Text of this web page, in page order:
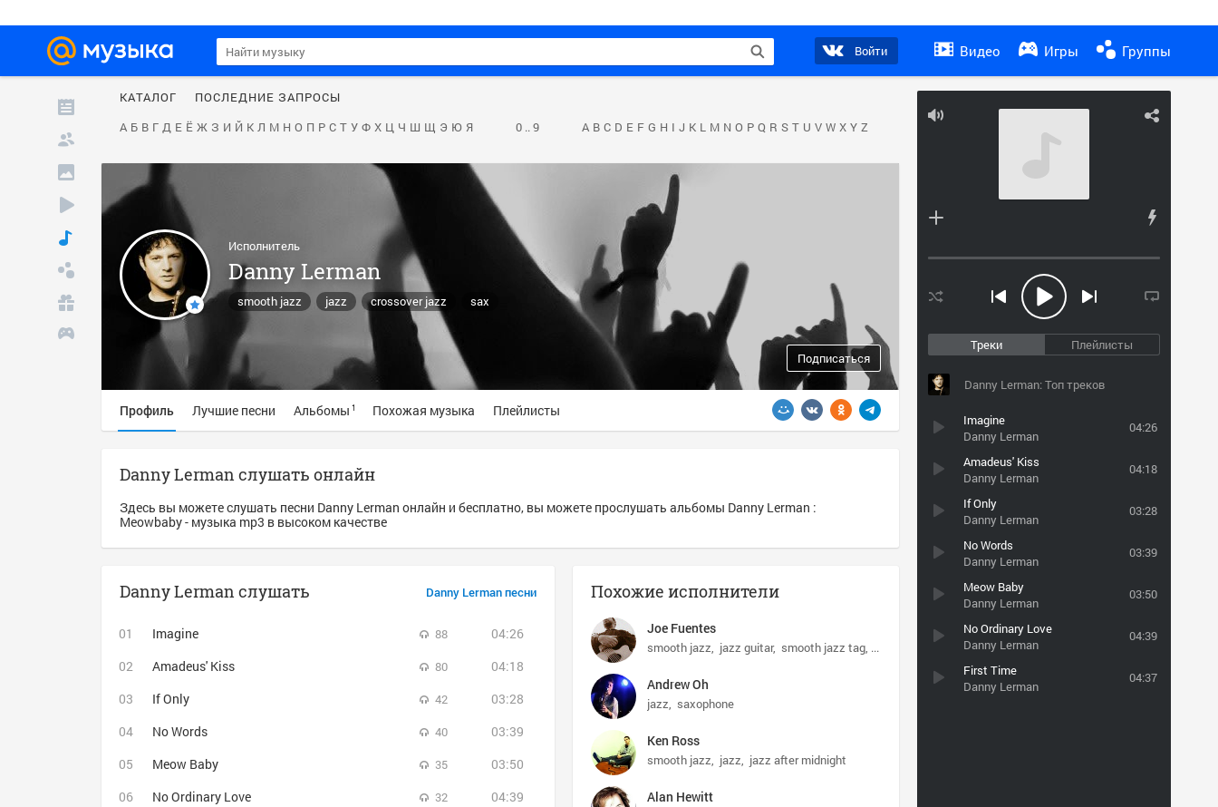
Войти Видео Игры Группы
Треки Плейлисты
Danny Lerman: Топ треков
Imagine
Danny Lerman
04:26
Amadeus' Kiss
Danny Lerman
04:18
If Only
Danny Lerman
03:28
No Words
Danny Lerman
03:39
Meow Baby
Danny Lerman
03:50
No Ordinary Love
Danny Lerman
04:39
First Time
Danny Lerman
04:37
КАТАЛОГ
ПОСЛЕДНИЕ ЗАПРОСЫ
А Б В Г Д Е Ё Ж З И Й К Л М Н О П Р С Т У Ф Х Ц Ч Ш Щ Э Ю Я 0 .. 9 A B C D E F G H I J K L M N O P Q R S T U V W X Y Z
Исполнитель
Danny Lerman
smooth jazz jazz crossover jazz sax
Подписаться
Профиль Лучшие песни Альбомы 1 Похожая музыка Плейлисты
Danny Lerman слушать онлайн
Здесь вы можете слушать песни Danny Lerman онлайн и бесплатно, вы можете прослушать альбомы Danny Lerman :
Meowbaby - музыка mp3 в высоком качестве
Danny Lerman песни
Danny Lerman слушать
Imagine 88
04:26
Amadeus' Kiss
80
04:18
If Only
42
03:28
No Words
40
03:39
Meow Baby
35
03:50
No Ordinary Love
32
04:39
Похожие исполнители
Joe Fuentes
smooth jazz jazz guitar smooth jazz tag guitar
Andrew Oh
jazz saxophone
Ken Ross
smooth jazz jazz jazz after midnight
Alan Hewitt